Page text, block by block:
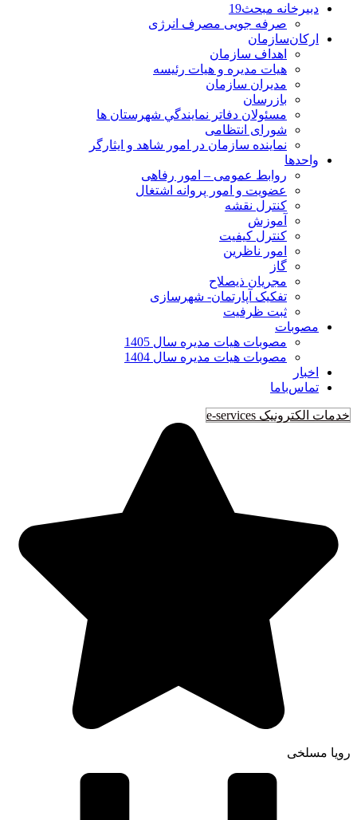
دبیرخانه مبحث19
صرفه جویی مصرف انرژی
ارکان‌سازمان
اهداف سازمان
هیات مدیره و هیات رئیسه
مدیران سازمان
بازرسان
مسئولان دفاتر نمايندگي شهرستان ها
شورای انتظامی
نماينده سازمان در امور شاهد و ايثارگر
واحدها
روابط عمومی – امور رفاهی
عضویت و امور پروانه اشتغال
کنترل نقشه
آموزش
کنترل کیفیت
امور ناظرین
گاز
مجریان ذیصلاح
تفکیک آپارتمان- شهرسازی
ثبت ظرفیت
مصوبات
مصوبات هیات مدیره سال 1405
مصوبات هیات مدیره سال 1404
اخبار
تماس‌با‌ما
خدمات الکترونیک e-services
رویا مسلخی